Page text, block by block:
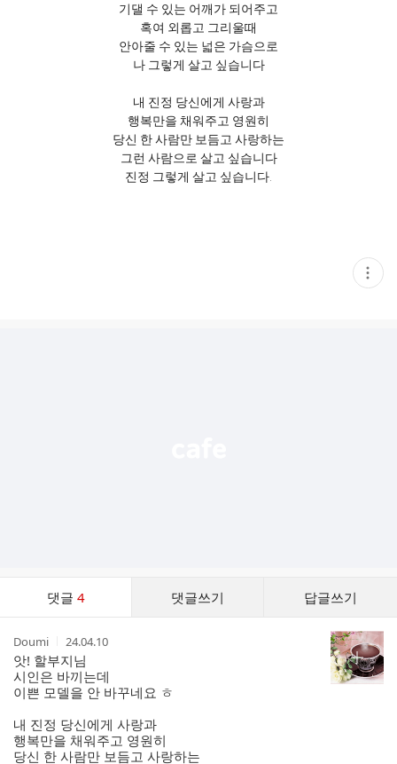
기댈 수 있는 어깨가 되어주고
혹여 외롭고 그리울때
안아줄 수 있는 넓은 가슴으로
나 그렇게 살고 싶습니다
내 진정 당신에게 사랑과
행복만을 채워주고 영원히
당신 한 사람만 보듬고 사랑하는
그런 사람으로 살고 싶습니다
진정 그렇게 살고 싶습니다.
현
재
댓글 4 댓글쓰기 답글쓰기
작
성
자
Doumi
작
성
시
간
24.04.10
앗! 할부지님
시인은 바끼는데
이쁜 모델을 안 바꾸네요 ㅎ
내 진정 당신에게 사랑과
행복만을 채워주고 영원히
당신 한 사람만 보듬고 사랑하는